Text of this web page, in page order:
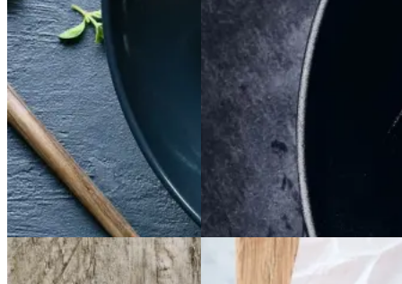
Gem opskrift
Aftensmad Gem opskrift
Dansk mad
Vintermad
Aftensmad